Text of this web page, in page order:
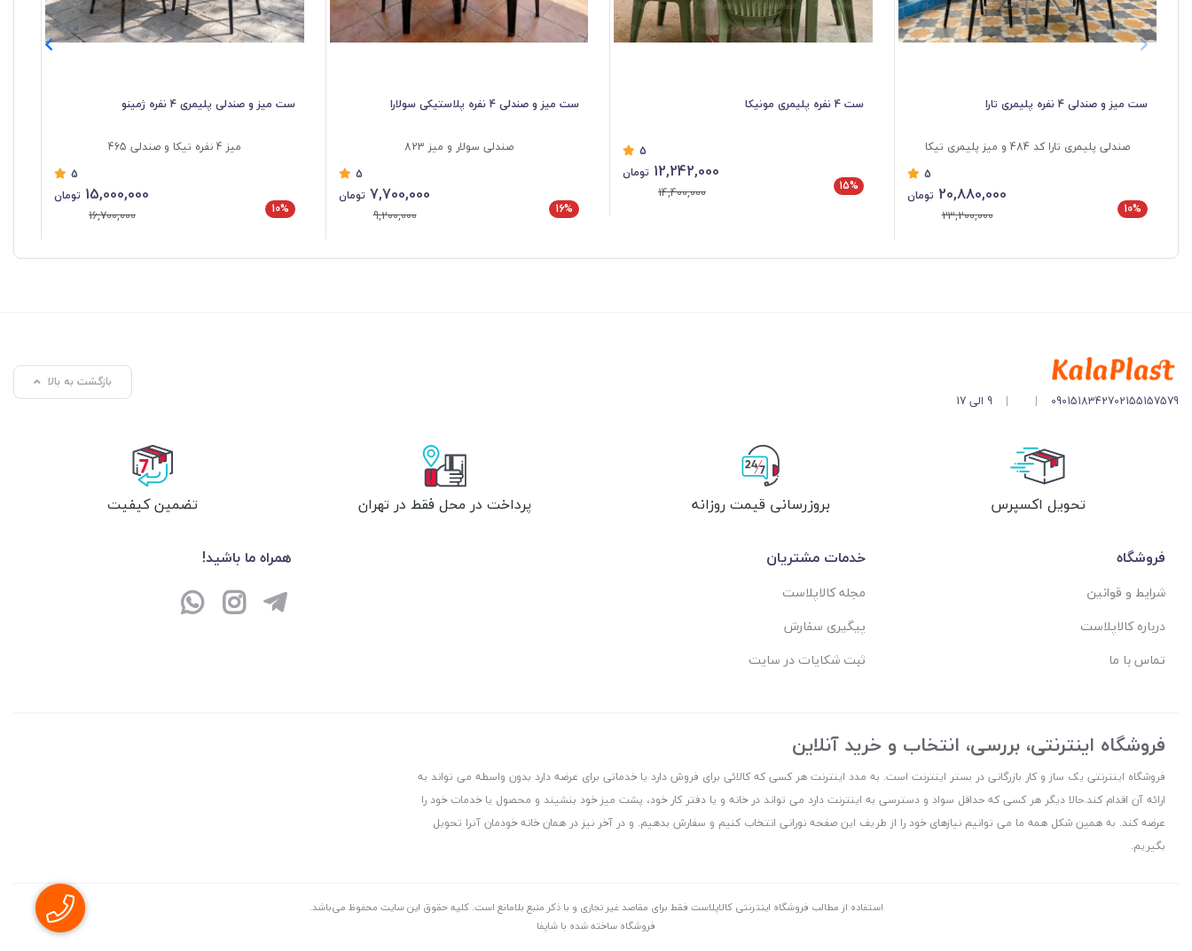
ست میز و صندلی 4 نفره پلیمری تارا
صندلی پلیمری تارا کد 484 و میز پلیمری تیکا
5
10%
20,880,000 تومان
23,200,000
ست 4 نفره پلیمری مونیکا
5
15%
12,242,000 تومان
14,400,000
ست میز و صندلی 4 نفره پلاستیکی سولارا
صندلی سولار و میز 823
5
16%
7,700,000 تومان
9,200,000
ست میز و صندلی پلیمری 4 نفره ژمینو
میز 4 نفره تیکا و صندلی 465
5
10%
15,000,000 تومان
16,700,000
02155157579
09015183427
|
| 9 الی 17
بازگشت به بالا
تحویل اکسپرس بروزرسانی قیمت روزانه پرداخت در محل فقط در تهران تضمین کیفیت
فروشگاه
شرایط و قوانین
درباره کالاپلاست
تماس با ما
خدمات مشتریان
مجله کالاپلاست
پیگیری سفارش
ثبت شکایات در سایت
همراه ما باشید!
فروشگاه اینترنتی، بررسی، انتخاب و خرید آنلاین
فروشگاه اینترنتی یک ساز و کار بازرگانی در بستر اینترنت است. به مدد اینترنت هر کسی که کالائی برای فروش دارد یا خدماتی برای عرضه دارد بدون واسطه می تواند به
ارائه آن اقدام کند.حالا دیگر هر کسی که حداقل سواد و دسترسی به اینترنت دارد می تواند در خانه و یا دفتر کار خود، پشت میز خود بنشیند و محصول یا خدمات خود را
عرضه کند. به همین شکل همه ما می توانیم نیازهای خود را از طریف این صفحه نورانی انتخاب کنیم و سفارش بدهیم. و در آخر نیز در همان خانه خودمان آنرا تحویل
بگیریم.
استفاده از مطالب فروشگاه اینترنتی کالاپلاست فقط برای مقاصد غیر تجاری و با ذکر منبع بلامانع است. کليه حقوق اين سايت محفوظ می‌باشد.
فروشگاه ساخته شده با شاپفا